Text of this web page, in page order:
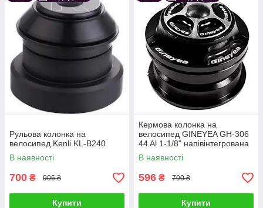
Рульова колонка на
велосипед Kenli KL-B240
В наявності
700 ₴ 906 ₴
Купити
Кермова колонка на
велосипед GINEYEA GH-306
44 Al 1-1/8" напівінтегрована
В наявності
596 ₴ 700 ₴
Купити